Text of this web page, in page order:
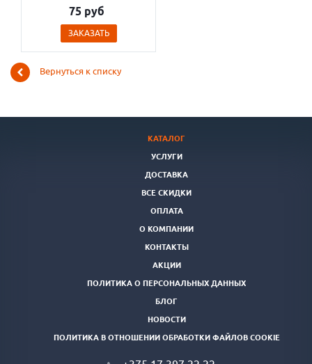
75 руб
ЗАКАЗАТЬ
Вернуться к списку
КАТАЛОГ
УСЛУГИ
ДОСТАВКА
ВСЕ СКИДКИ
ОПЛАТА
О КОМПАНИИ
КОНТАКТЫ
АКЦИИ
ПОЛИТИКА О ПЕРСОНАЛЬНЫХ ДАННЫХ
БЛОГ
НОВОСТИ
ПОЛИТИКА В ОТНОШЕНИИ ОБРАБОТКИ ФАЙЛОВ COOKIE